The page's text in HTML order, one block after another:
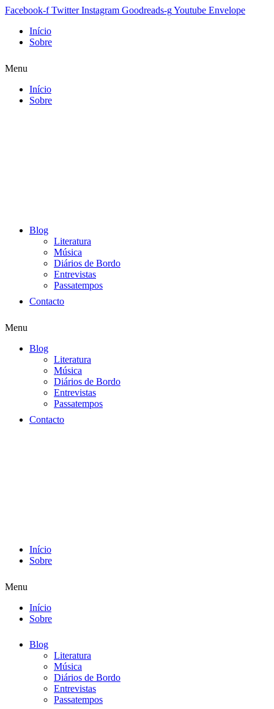
Facebook-f Twitter Instagram Goodreads-gYoutube Envelope
Início
Sobre
Menu
Início
Sobre
Blog
Literatura
Música
Diários de Bordo
Entrevistas
Passatempos
Contacto
Menu
Blog
Literatura
Música
Diários de Bordo
Entrevistas
Passatempos
Contacto
Início
Sobre
Menu
Início
Sobre
Blog
Literatura
Música
Diários de Bordo
Entrevistas
Passatempos